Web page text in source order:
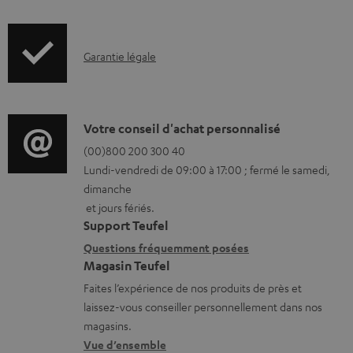
m
t
s
t
é
l
c
h
a
r
I
o
r
m
a
t
i
o
n
s
r
Garantie légale
D
é
t
a
i
l
s
c
o
n
Votre conseil d'achat personnalisé
(00)800 200 300 40
Lundi-vendredi de 09:00 à 17:00 ; fermé le samedi,
dimanche
et jours fériés.
Support Teufel
Questions fréquemment posées
Magasin Teufel
Faites l’expérience de nos produits de près et
laissez-vous conseiller personnellement dans nos
magasins.
Vue d’ensemble